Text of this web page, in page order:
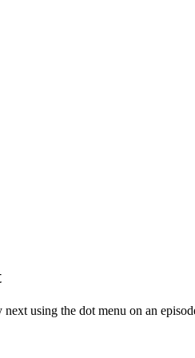
next using the dot menu on an